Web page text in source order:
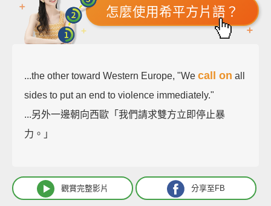
怎麼使用希平方片語？
...the other toward Western Europe, "We call on all
sides to put an end to violence immediately."
...另外一邊朝向西歐「我們請求雙方立即停止暴
力。」
觀賞完整影片 分享至FB